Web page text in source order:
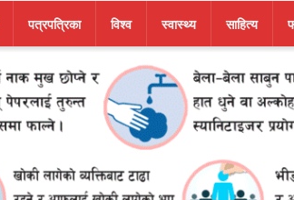
पत्रपत्रिका विश्व स्वास्थ्य साहित्य